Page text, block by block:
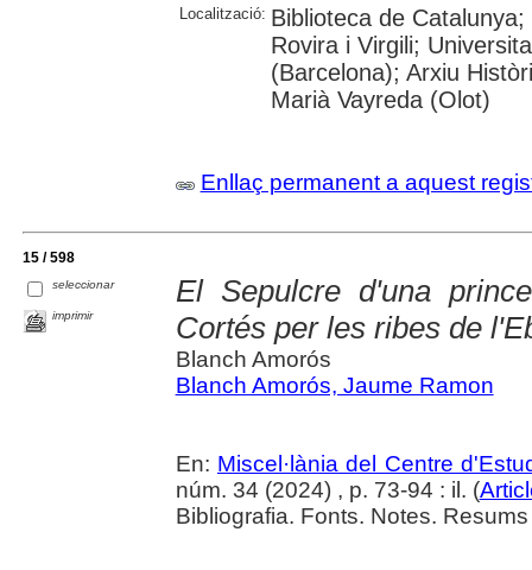
Localització: Biblioteca de
Rovira i Virgili;
(Barcelona); Arxiu
Marià Vayreda (Olot)
Enllaç permanent a aquest
15 / 598
seleccionar
imprimir
El Sepulcre d'una
Cortés per les ribes de
Blanch Amorós
Blanch Amorós, Jaume Ramon
En: Miscel·lània del Centre
núm. 34 (2024) , p. 73-94 : il. (
Bibliografia. Fonts. Notes.